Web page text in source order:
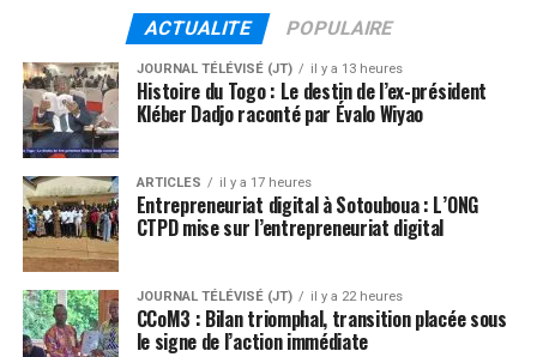
ACTUALITE POPULAIRE
JOURNAL TÉLÉVISÉ (JT) il y a 13 heures
Histoire du Togo : Le destin de l’ex-président
Kléber Dadjo raconté par Évalo Wiyao
ARTICLES il y a 17 heures
Entrepreneuriat digital à Sotouboua : L’ONG
CTPD mise sur l’entrepreneuriat digital
JOURNAL TÉLÉVISÉ (JT) il y a 22 heures
CCoM3 : Bilan triomphal, transition placée sous
le signe de l’action immédiate